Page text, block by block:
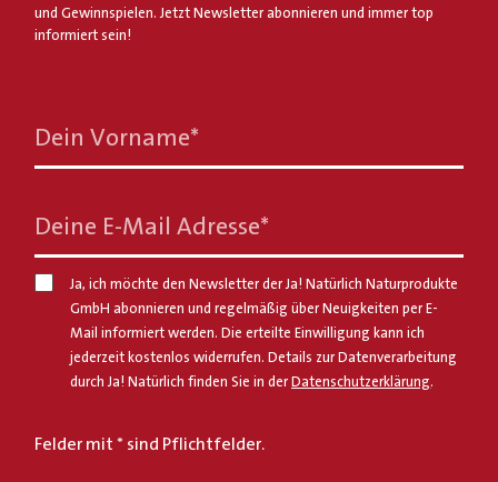
und Gewinnspielen. Jetzt Newsletter abonnieren und immer top
informiert sein!
Dein Vorname*
Deine E-Mail Adresse*
Ja, ich möchte den Newsletter der Ja! Natürlich Naturprodukte
GmbH abonnieren und regelmäßig über Neuigkeiten per E-
Mail informiert werden. Die erteilte Einwilligung kann ich
jederzeit kostenlos widerrufen. Details zur Datenverarbeitung
durch Ja! Natürlich finden Sie in derDatenschutzerklärung.
Felder mit * sind Pflichtfelder.